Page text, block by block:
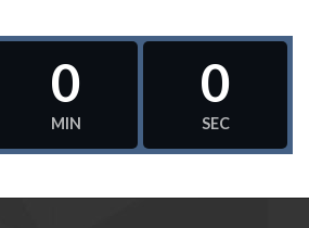
0
MIN
0
SEC